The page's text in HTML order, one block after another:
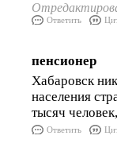
Ответить
пенсионер
Хабаровск
населения
тысяч
Ответить